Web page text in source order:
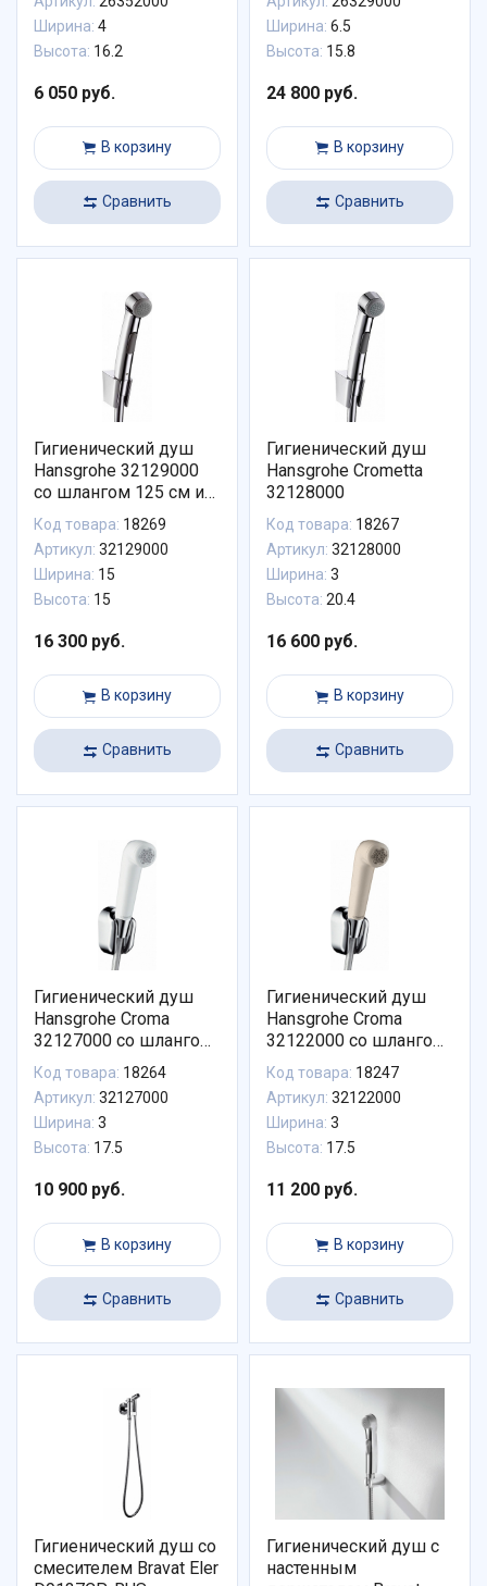
Ширина: 4
Высота: 16.2
6 050 руб.
В корзину
Сравнить
Ширина: 6.5
Высота: 15.8
24 800 руб.
В корзину
Сравнить
Гигиенический душ
Hansgrohe 32129000
со шлангом 125 см и
держателем
Код товара: 18269
Артикул: 32129000
Ширина: 15
Высота: 15
16 300 руб.
В корзину
Сравнить
Гигиенический душ
Hansgrohe Crometta
32128000
Код товара: 18267
Артикул: 32128000
Ширина: 3
Высота: 20.4
16 600 руб.
В корзину
Сравнить
Гигиенический душ
Hansgrohe Croma
32127000 со шлангом
1,25 м
Код товара: 18264
Артикул: 32127000
Ширина: 3
Высота: 17.5
10 900 руб.
В корзину
Сравнить
Гигиенический душ
Hansgrohe Croma
32122000 со шлангом
1,6 м
Код товара: 18247
Артикул: 32122000
Ширина: 3
Высота: 17.5
11 200 руб.
В корзину
Сравнить
Гигиенический душ со
смесителем Bravat Eler
Гигиенический душ с
настенным